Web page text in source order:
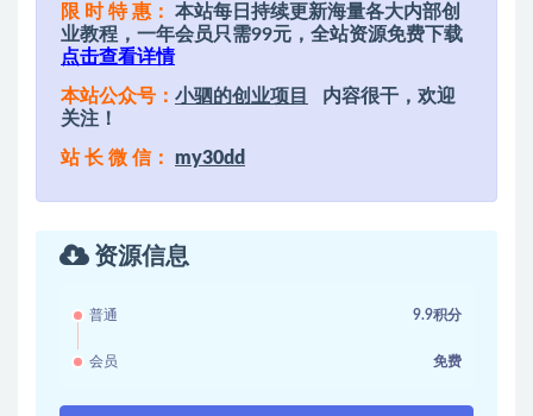
限 时 特 惠：
本站每日持续更新海量各大内部创
业教程，一年会员只需99元，全站资源免费下载
点击查看详情
本站公众号： 小驷的创业项目
内容很干，欢迎
关注！
站 长 微 信： my30dd
资源信息
普通 9.9积分
会员 免费